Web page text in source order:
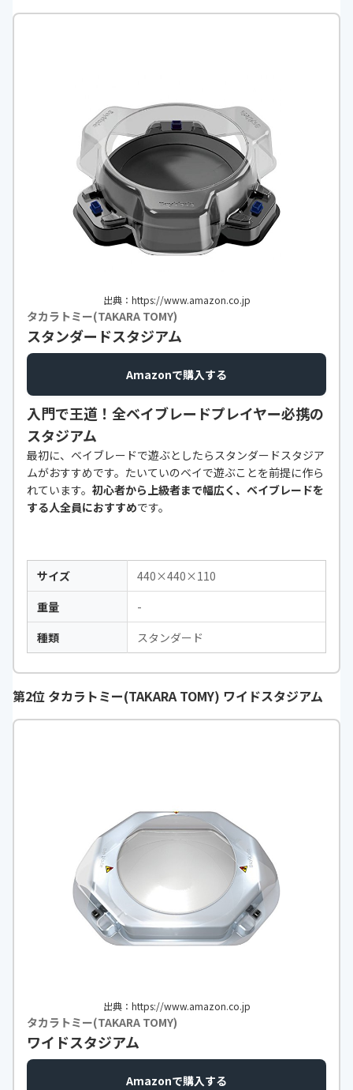
出典：https://www.amazon.co.jp
タカラトミー(TAKARA TOMY)
スタンダードスタジアム
Amazonで購入する
入門で王道！全ベイブレードプレイヤー必携の
スタジアム
最初に、ベイブレードで遊ぶとしたらスタンダードスタジア
ムがおすすめです。たいていのベイで遊ぶことを前提に作ら
れています。 初心者から上級者まで幅広く、ベイブレードを
する人全員におすすめです。
サイズ
440×440×110
重量
-
種類
スタンダード
第2位 タカラトミー(TAKARA TOMY) ワイドスタジアム
出典：https://www.amazon.co.jp
タカラトミー(TAKARA TOMY)
ワイドスタジアム
Amazonで購入する